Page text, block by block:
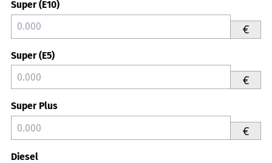
Super (E10)
€
Super (E5)
€
Super Plus
€
Diesel